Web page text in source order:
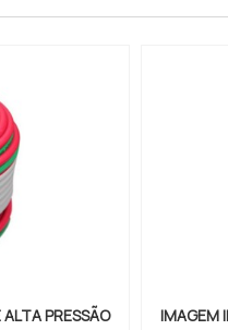
PRESSÃO
IMAGEM